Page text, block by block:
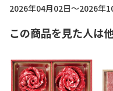
2026年04月02日～2026年
この商品を見た人は